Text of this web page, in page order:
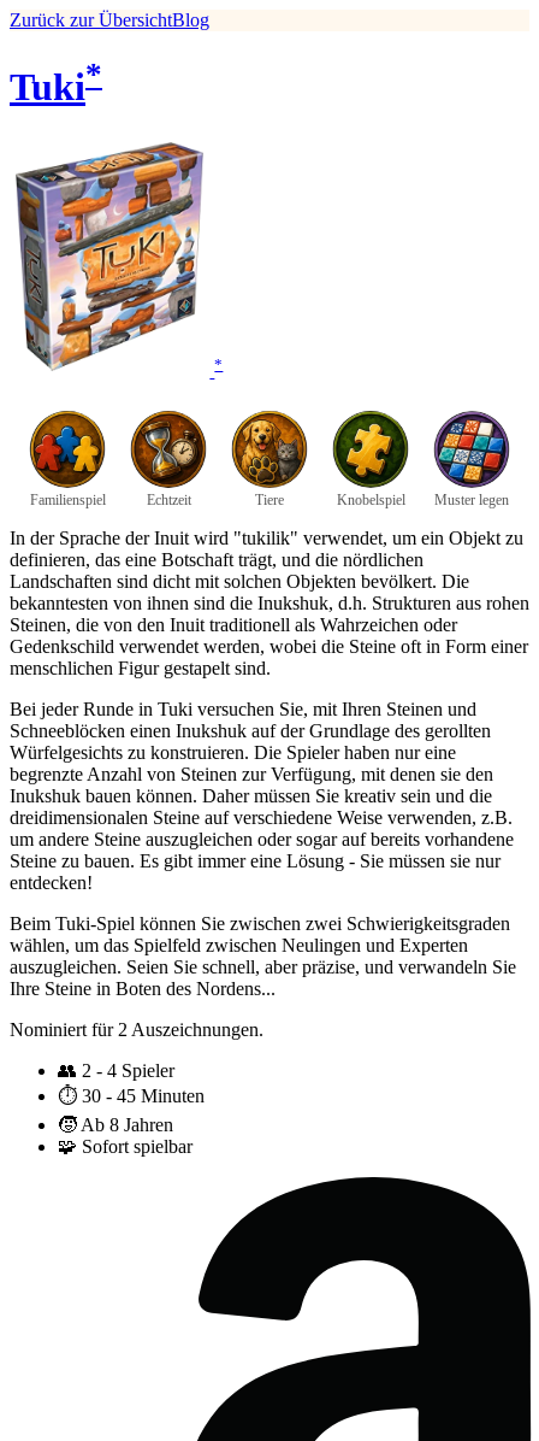
Zurück zur ÜbersichtBlog
Tuki*
*
Familienspiel Echtzeit Tiere Knobelspiel Muster legen
In der Sprache der Inuit wird "tukilik" verwendet, um ein Objekt zu
definieren, das eine Botschaft trägt, und die nördlichen
Landschaften sind dicht mit solchen Objekten bevölkert. Die
bekanntesten von ihnen sind die Inukshuk, d.h. Strukturen aus rohen
Steinen, die von den Inuit traditionell als Wahrzeichen oder
Gedenkschild verwendet werden, wobei die Steine oft in Form einer
menschlichen Figur gestapelt sind.
Bei jeder Runde in Tuki versuchen Sie, mit Ihren Steinen und
Schneeblöcken einen Inukshuk auf der Grundlage des gerollten
Würfelgesichts zu konstruieren. Die Spieler haben nur eine
begrenzte Anzahl von Steinen zur Verfügung, mit denen sie den
Inukshuk bauen können. Daher müssen Sie kreativ sein und die
dreidimensionalen Steine auf verschiedene Weise verwenden, z.B.
um andere Steine auszugleichen oder sogar auf bereits vorhandene
Steine zu bauen. Es gibt immer eine Lösung - Sie müssen sie nur
entdecken!
Beim Tuki-Spiel können Sie zwischen zwei Schwierigkeitsgraden
wählen, um das Spielfeld zwischen Neulingen und Experten
auszugleichen. Seien Sie schnell, aber präzise, und verwandeln Sie
Ihre Steine in Boten des Nordens...
Nominiert für 2 Auszeichnungen.
👥 2 - 4 Spieler
⏱️ 30 - 45 Minuten
🧒 Ab 8 Jahren
🧩 Sofort spielbar